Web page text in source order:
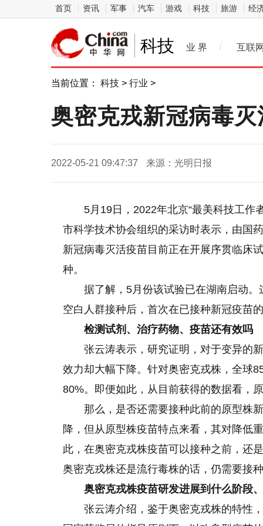
首页 资讯 军事 汽车 游戏 科技 旅游 经
科技 业 界 / 互联
当前位置： 科技 > 行业 >
奥密克戎新冠病毒
2022-05-21 09:47:37 来源：光明日报
5月19日，2022年北京“最美科技工作
市科学技术协会组织的采访时表示，由国
新冠病毒灭活疫苗目前正在开展序贯临床
种。
据了解，5月份该试验已在湖南启动
空白人群接种后，首次在已接种新冠疫苗
检测试剂、治疗药物、疫苗还有效吗
张云涛表示，研究证明，对于变异的
效力却大幅下降。针对奥密克戎株，全球
80%。即便如此，从目前获得的数据看，
那么，是否还需要接种此前的原型株
降，但从原型株疫苗特点来看，其对降低
此，在奥密克戎株疫苗可以接种之前，还
奥密克戎株还是流行毒株的话，仍需要接
奥密克戎株疫苗研发进展到什么阶段
张云涛介绍，鉴于奥密克戎株的特性